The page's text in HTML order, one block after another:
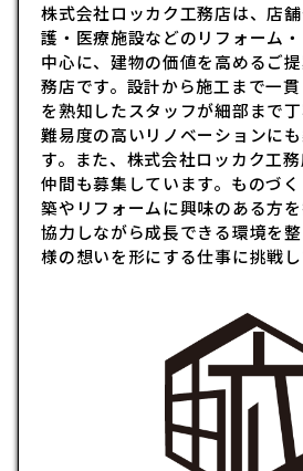
株式会社ロッカク工務店は、店
護・医療施設などのリフォーム
中心に、建物の価値を高めるご
務店です。設計から施工まで一
を熟知したスタッフが細部まで丁
難易度の高いリノベーションに
す。また、株式会社ロッカク工
仲間も募集しています。ものづ
築やリフォームに興味のある方
協力しながら成長できる環境を
様の想いを形にする仕事に挑戦し